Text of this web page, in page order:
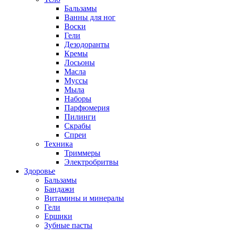
Бальзамы
Ванны для ног
Воски
Гели
Дезодоранты
Кремы
Лосьоны
Масла
Муссы
Мыла
Наборы
Парфюмерия
Пилинги
Скрабы
Спреи
Техника
Триммеры
Электробритвы
Здоровье
Бальзамы
Бандажи
Витамины и минералы
Гели
Ершики
Зубные пасты